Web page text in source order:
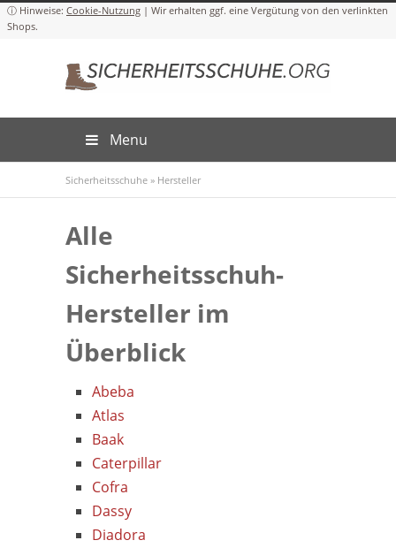
Cookie-Nutzung
Menu
Sicherheitsschuhe » Hersteller
Alle
Sicherheitsschuh-
Hersteller im
Überblick
Abeba
Atlas
Baak
Caterpillar
Cofra
Dassy
Diadora